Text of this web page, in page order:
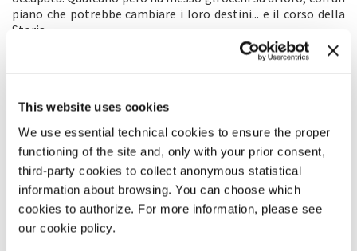
This website uses cookies
We use essential technical cookies to ensure the proper
functioning of the site and, only with your prior consent,
third-party cookies to collect anonymous statistical
information about browsing. You can choose which
cookies to authorize. For more information, please see
our cookie policy.
piano che potrebbe cambiare i loro destini... e il corso della
Storia.
pagina più cupa del Novecento un film che fosse insieme un
racconto d’avventura, un romanzo di formazione e – non
ultima – una riflessione sulla diversità. Per farlo ci siamo
avvicinati alla Roma occupata del 1943 con emozione e
rispetto, ma allo stesso tempo abbiamo dato libero sfogo
alla fantasia: sono nati così i nostri quattro freak, individui
unici e irripetibili, protagonisti di una Storia più grande di
loro.